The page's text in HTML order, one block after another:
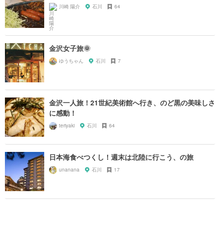
川崎 陽介 石川 64
金沢女子旅🌞
ゆうちゃん 石川 7
金沢一人旅！21世紀美術館へ行き、のど黒の美味しさ
に感動！
teriyaki 石川 64
日本海食べつくし！週末は北陸に行こう、の旅
unanana 石川 17